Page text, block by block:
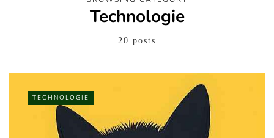
Technologie
20 posts
TECHNOLOGIE